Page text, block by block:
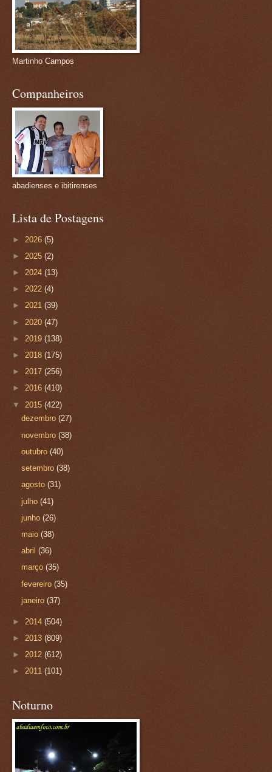
Martinho Campos
Companheiros
abadienses e ibitirenses
Lista de Postagens
► 2026 (5)
► 2025 (2)
► 2024 (13)
► 2022 (4)
► 2021 (39)
► 2020 (47)
► 2019 (138)
► 2018 (175)
► 2017 (256)
► 2016 (410)
▼ 2015 (422)
dezembro(27)
novembro(38)
outubro(40)
setembro(38)
agosto(31)
julho(41)
junho(26)
maio(38)
abril(36)
março(35)
fevereiro(35)
janeiro(37)
► 2014 (504)
► 2013 (809)
► 2012 (612)
► 2011 (101)
Noturno